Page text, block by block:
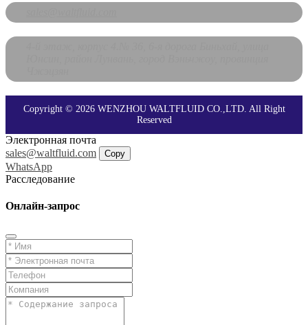
Copyright © 2026 WENZHOU WALTFLUID CO.,LTD. All Right
Reserved
Электронная почта
sales@waltfluid.com
Copy
WhatsApp
Расследование
Онлайн-запрос